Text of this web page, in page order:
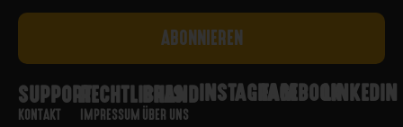
SUPPORT
KONTAKT
RECHTLICHES
IMPRESSUM
BRAND
ÜBER UNS
INSTAGRAMFACEBOOKLINKEDIN